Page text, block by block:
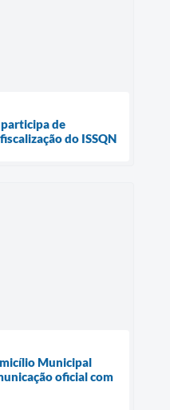
participa de
do ISSQN
Municipal
oficial com